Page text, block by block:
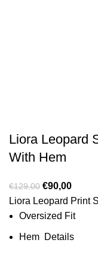
Liora Leopard
With Hem
€129,00 €90,00
Liora Leopard Print
Oversized Fit
Hem Details